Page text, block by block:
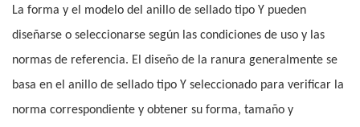
La forma y el modelo del anillo de sellado tipo Y pueden
diseñarse o seleccionarse según las condiciones de uso y las
normas de referencia. El diseño de la ranura generalmente se
basa en el anillo de sellado tipo Y seleccionado para verificar la
norma correspondiente y obtener su forma, tamaño y